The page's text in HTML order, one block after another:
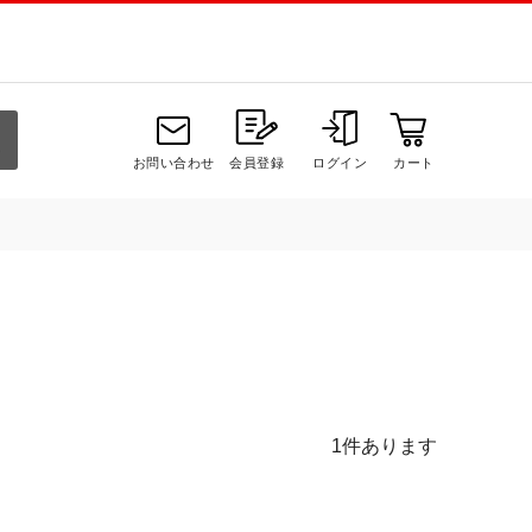
お問い合わせ 会員登録 ログイン カート
1件あります